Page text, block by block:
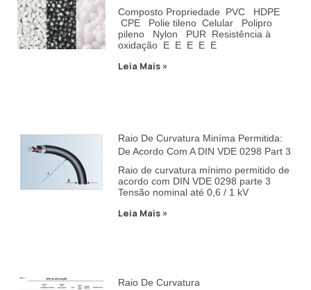
Composto Propriedade PVC HDPE
CPE Polie tileno Celular Polipro
pileno Nylon PUR Resistência à
oxidação E E E E E
Leia Mais »
Raio De Curvatura Miníma Permitida:
De Acordo Com A DIN VDE 0298 Part 3
Raio de curvatura mínimo permitido de
acordo com DIN VDE 0298 parte 3
Tensão nominal até 0,6 / 1 kV
Leia Mais »
Raio De Curvatura